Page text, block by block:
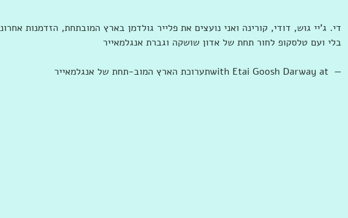
די. ג'יי גוש, דודי, קורינה ואני נועצים את פלייר גולדמן בארץ המובתחת, הזדמנות
בלי ועם טלסקופ לחור תחת של אדון שושקה וגברת אנגלמאייר
— ‎with Etai Goosh Darway at ‎תערוכת הארץ המוב-תחת של אנגלמאייר‎